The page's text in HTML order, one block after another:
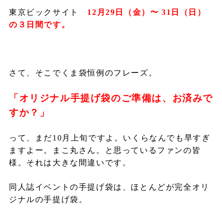
東京ビックサイト 12 月29 日（金）〜 31 日（日）
の３日間です。
さて、そこでくま袋恒例のフレーズ。
「オリジナル手提げ袋のご準備は、お済みで
すか？」
って、まだ10 月上旬ですよ。いくらなんでも早すぎ
ますよー。まこ丸さん。と思っているファンの皆
様。それは大きな間違いです。
同人誌イベントの手提げ袋は、ほとんどが完全オリ
ジナルの手提げ袋。